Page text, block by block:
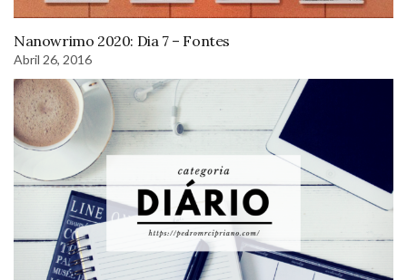
Nanowrimo 2020: Dia 7 – Fontes
Abril 26, 2016